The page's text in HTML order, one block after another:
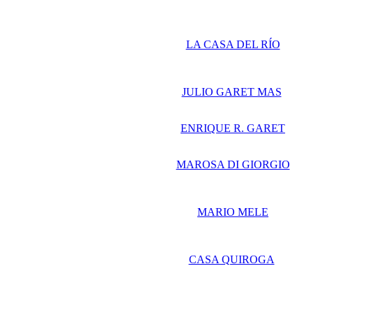
LA CASA DEL RÍO
JULIO GARET MAS
ENRIQUE R. GARET
MAROSA DI GIORGIO
MARIO MELE
CASA QUIROGA